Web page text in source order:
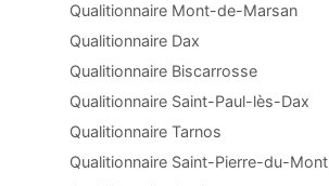
Qualitionnaire Mont-de-Marsan
Qualitionnaire Dax
Qualitionnaire Biscarrosse
Qualitionnaire Saint-Paul-lès-Dax
Qualitionnaire Tarnos
Qualitionnaire Saint-Pierre-du-Mont